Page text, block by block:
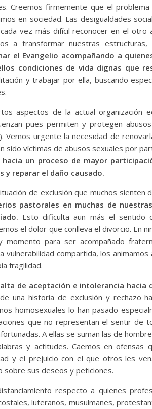
Creemos firmemente que el
en sociedad. Las desigualdades
vez más difícil reconocer en el
a transformar nuestras estructuras,
el Evangelio acompañando a
condiciones de vida dignas que
y trabajar por ella, buscando
aspectos de la actual organización
pues permiten y protegen
Vemos urgente la necesidad de
sido víctimas de abusos sexuales por
hacia un proceso de mayor
y reparar el daño causado.
de exclusión que muchos sienten
pastorales en muchas de
Esto dificulta aun más el sentido
el dolor que conlleva el divorcio. En
momento para ser acompañado
vulnerabilidad compartida, los
fragilidad.
de aceptación e intolerancia hacia
una historia de exclusión y rechazo
homosexuales lo han pasado
que no representan el sentir de
A ellas se suman las de
y actitudes. Caemos en ofensas
y el prejuicio con el que otros les
sobre sus deseos y peticiones.
respecto a quienes
luteranos, musulmanes,